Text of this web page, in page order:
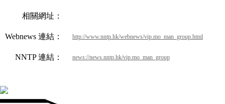
相關網址：
Webnews 連結： http://www.nntp.hk/webnews/vip.mo_man_group.html
NNTP 連結： news://news.nntp.hk/vip.mo_man_group